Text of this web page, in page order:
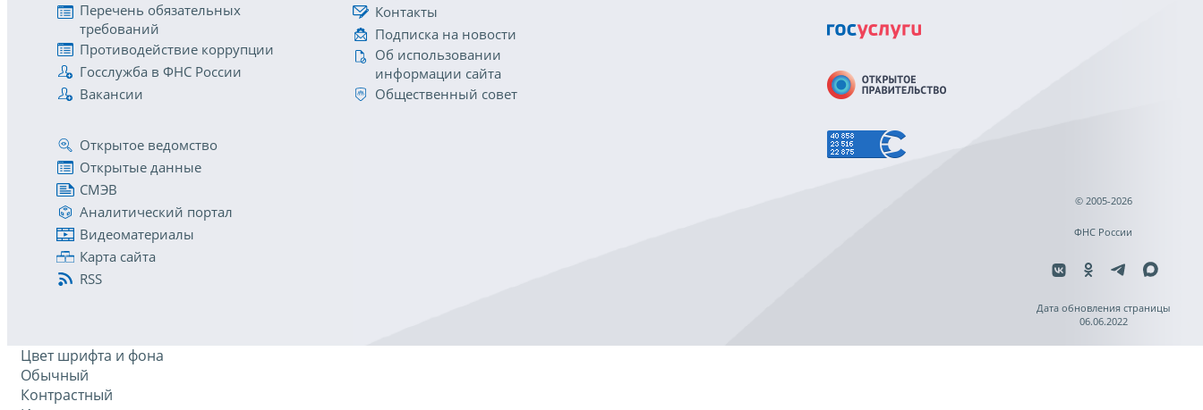
Перечень обязательных
требований
Противодействие коррупции
Госслужба в ФНС России
Вакансии
Контакты
Подписка на новости
Об использовании
информации сайта
Общественный совет
Открытое ведомство
Открытые данные
СМЭВ
Аналитический портал
Видеоматериалы
Карта сайта
RSS
© 2005-2026
ФНС России
Дата обновления страницы
06.06.2022
Цвет шрифта и фона
Обычный
Контрастный